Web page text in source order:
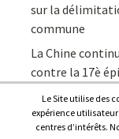
sur la
commune
La Chine
contre la 17è
Le Site utilise des
expérience utilisateur
centres d’intérêts.